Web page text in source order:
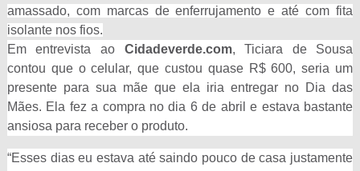
amassado, com marcas de enferrujamento e até com fita
isolante nos fios.
Em entrevista ao Cidadeverde.com, Ticiara de Sousa
contou que o celular, que custou quase R$ 600, seria um
presente para sua mãe que ela iria entregar no Dia das
Mães. Ela fez a compra no dia 6 de abril e estava bastante
ansiosa para receber o produto.
“Esses dias eu estava até saindo pouco de casa justamente